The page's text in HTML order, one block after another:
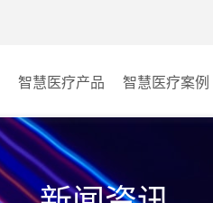
智慧医疗产品
病房视讯系统
AI智慧导医分诊系统
智慧医疗案例